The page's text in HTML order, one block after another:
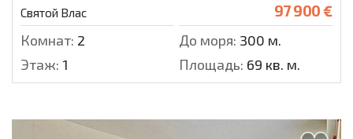
Святой Влас 97 900 €
Комнат: 2 До моря: 300 м.
Этаж: 1 Площадь: 69 кв. м.